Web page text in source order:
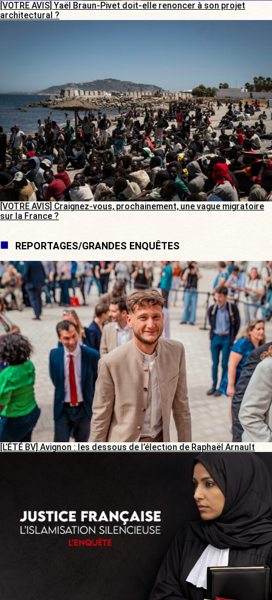
[VOTRE AVIS] Yaël Braun-Pivet doit-elle renoncer à son projet
architectural ?
[VOTRE AVIS] Craignez-vous, prochainement, une vague migratoire
sur la France ?
REPORTAGES/GRANDES ENQUÊTES
[L’ÉTÉ BV] Avignon : les dessous de l’élection de Raphaël Arnault